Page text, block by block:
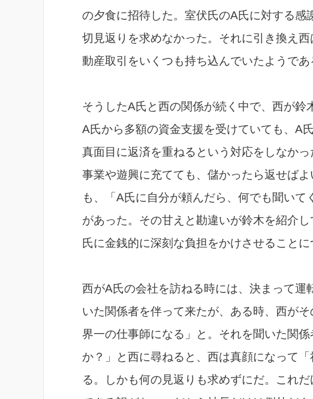
の夕食に招待した。室伏氏のA氏に対する
切見返りを求めなかった。それに引き換え
動産取引をいくつも持ち込んでいたようであ
そうしたA氏と西の関係が続く中で、西が
A氏から多額の資金支援を受けていても、A
真面目に返済を重ねるという対応をしなか
事業や遊興に充てても、儲かったら返せば
も、「A氏に自分が頼んだら、何でも聞い
があった。その甘えと勘違いが鈴木を紹介
氏に金銭的に深刻な負担をかけさせることに
西がA氏の会社を訪ねる時には、決まって
いた関係者を伴って来たが、ある時、西が
界一の仕事師になる」と。それを聞いた関
か？」と西に尋ねると、西は真顔になって
る。しかも何の見返りも求めずにだ。これ